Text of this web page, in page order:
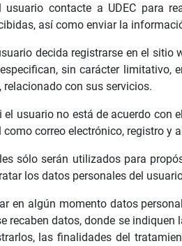
usuario contacte a UDEC para
así como enviar la
decida registrarse en el
sin carácter limitativo,
relacionado con sus servicios.
el usuario no está de acuerdo con
correo electrónico, registro
sólo serán utilizados para
los datos personales del
en algún momento datos
recaben datos, donde se
las finalidades del